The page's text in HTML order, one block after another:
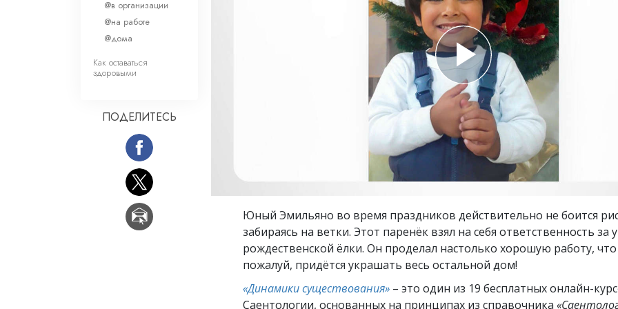
Юный Эмильяно во время праздников действительно не боится
забираясь на ветки. Этот паренёк взял на себя ответственность за
рождественской ёлки. Он проделал настолько хорошую работу,
пожалуй, придётся украшать весь остальной дом!
«Динамики существования» – это один из 19 бесплатных онлайн-
Саентологии, основанных на принципах из справочника
@в организации
@на работе
@дома
Как оставаться
здоровыми
ПОДЕЛИТЕСЬ